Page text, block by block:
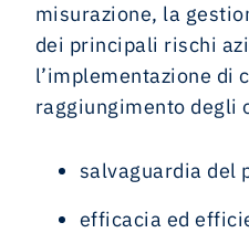
misurazione, la
dei principali rischi
l’implementazione di
raggiungimento degli
salvaguardia del
efficacia ed